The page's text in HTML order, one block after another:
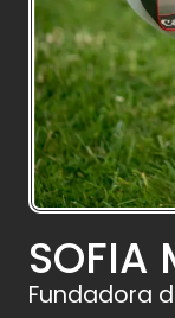
SOFIA
Fundadora